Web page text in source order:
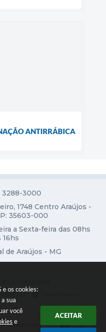
os cookies:
sua
você
e
ACEITAR
ANTIRRÁBICA
3288-3000
1748 Centro Araújos -
35603-000
a Sexta-feira das 08hs
16hs
de Araújos - MG
reservados -